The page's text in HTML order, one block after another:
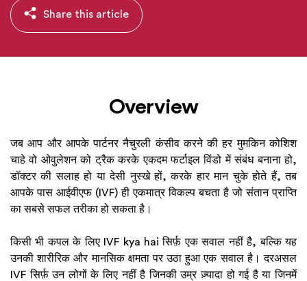
Share this article
Overview
जब आप और आपके पार्टनर नैचुरली कंसीव करने की हर मुमकिन कोशिश
चाहे वो ओवुलेशन को ट्रैक करके एकदम फर्टाइल विंडो में संबंध बनाना हो,
डॉक्टर की सलाह हो या देसी नुस्खे हों, करके हार मान चुके होते हैं, तब
आपके पास आईवीएफ (IVF) ही एकमात्र विकल्प बचता है जो संतान प्राप्ति
का सबसे सफल तरीका हो सकता है।
किसी भी कपल के लिए IVF kya hai सिर्फ़ एक सवाल नहीं है, बल्कि यह
उनकी शारीरिक और मानसिक क्षमता पर उठा हुआ एक सवाल है। दरअसल
IVF सिर्फ़ उन लोगों के लिए नहीं है जिनकी उम्र ज़्यादा हो गई है या जिनमें